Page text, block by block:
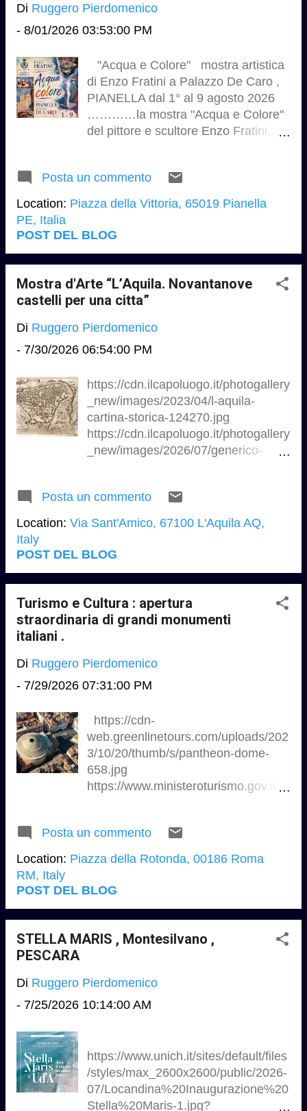
tramonto. L'appuntamento è fissato
per domenica 2 agosto,
18:30, con ingresso gratuito.
………………….Ore 5:30:
L'associazione "L'Incanto delle
Muse" proporrà l'esibizione del
Giovane Ensemble Abruzzo (GEA)
con l'esecuzione de "Le Quattro
accompagnata dalla lettura dei
18:30: L'associazione culturale "New
Di Ruggero Pierdomenico
- 8/01/2026 03:53:00 PM
"Acqua e Colore" mostra artistica
di Enzo Fratini a Palazzo De Caro ,
PIANELLA dal 1° al 9 agosto 2026
…………la mostra "Acqua e Colore"
del pittore e scultore Enzo Fratini,
una ricerca espressiva autentica e in
continua evoluzione………….è un
invito a lasciarsi guidare dalle
emozioni, dai colori e dalla materia,
tecnica, passione e identità
territoriale…………
https://www.facebook.com/groups/13
Piazza della Vittoria, Pianella (PE)
Posta un commento
Location: Piazza della Vittoria, 65019 Pianella
PE, Italia
POST DEL BLOG
Mostra d'Arte “L’Aquila. Novantanove
castelli per una cittа”
Di Ruggero Pierdomenico
- 7/30/2026 06:54:00 PM
https://cdn.ilcapoluogo.it/photogallery
_new/images/2023/04/l-aquila-
cartina-storica-124270.jpg
https://cdn.ilcapoluogo.it/photogallery
_new/images/2026/07/generico-
una cittа” ..............L’Aquila
protagonista di una mostra itinerante
dedicata ai 99 castelli e alla storia
del territorio attraverso opere di venti
diventa un racconto d’arte. “L’Aquila.
Novantanove castelli per una cittа” и
la mostra collettiva itinerante che,
attraverso le opere di venti artisti,
capoluogo abruzzese e del suo
territorio, con tre appuntamenti
L’Aquila e Roma…………. La mostra
itinerante avrа tre sedi espositive. Si
inizierа a Rocca di Mezzo, Villa
Cidonio, dal 14 al 18 agosto per
proseguire a L’Aquila, Monastero di
S. Amico, dal 21 al 26 agosto e
Cecilia in Trastevere, dal 16 ...
Posta un commento
Location: Via Sant'Amico, 67100 L'Aquila AQ,
Italy
POST DEL BLOG
Turismo e Cultura : apertura
straordinaria di grandi monumenti
italiani .
Di Ruggero Pierdomenico
- 7/29/2026 07:31:00 PM
https://cdn-
web.greenlinetours.com/uploads/202
3/10/20/thumb/s/pantheon-dome-
658.jpg
https://www.ministeroturismo.gov.it/w
Image-2026-07-25-at-12.31.08-
e1784976394817.jpeg
https://colosseo.it/sito/wp-
content/uploads/2026/07/Una_Notte
https://www.milanocastello.it/docume
nts/461595483/461595522/97f7c9bc
-33ed-4063-a058-
6f40-0635-52a1e3ce2081?
t=1776176260519 Turismo e
agosto al via la sperimentazione a
Roma e Milano ..........L’esperimento
durerà per tutto il mese di agosto.
Ecco il dettaglio delle estensioni
Posta un commento
Location: Piazza della Rotonda, 00186 Roma
RM, Italy
POST DEL BLOG
STELLA MARIS , Montesilvano ,
PESCARA
Di Ruggero Pierdomenico
- 7/25/2026 10:14:00 AM
https://www.unich.it/sites/default/files
/styles/max_2600x2600/public/2026-
07/Locandina%20Inaugurazione%20
Stella%20Maris-1.jpg?